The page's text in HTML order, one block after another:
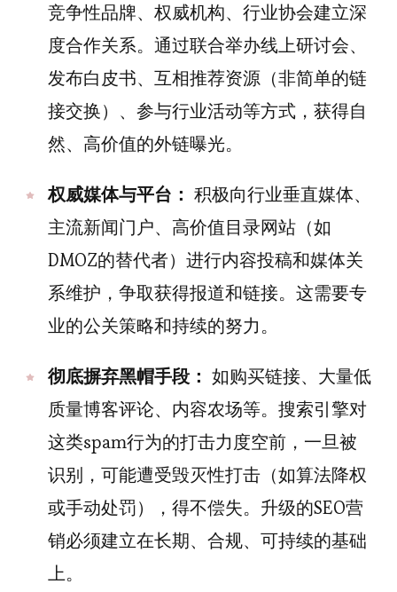
竞争性品牌、权威机构、行业协会建立深
度合作关系。通过联合举办线上研讨会、
发布白皮书、互相推荐资源（非简单的链
接交换）、参与行业活动等方式，获得自
然、高价值的外链曝光。
权威媒体与平台： 积极向行业垂直媒体、
主流新闻门户、高价值目录网站（如
DMOZ的替代者）进行内容投稿和媒体关
系维护，争取获得报道和链接。这需要专
业的公关策略和持续的努力。
彻底摒弃黑帽手段： 如购买链接、大量低
质量博客评论、内容农场等。搜索引擎对
这类spam行为的打击力度空前，一旦被
识别，可能遭受毁灭性打击（如算法降权
或手动处罚），得不偿失。升级的SEO营
销必须建立在长期、合规、可持续的基础
上。